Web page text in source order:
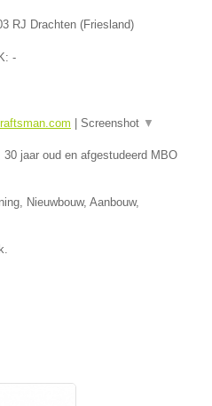
RJ Drachten (Friesland)
-
Screenshot ▼
jaar oud en afgestudeerd MBO
Nieuwbouw, Aanbouw,